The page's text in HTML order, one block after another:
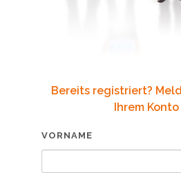
Bereits registriert?
Ihrem Konto
VORNAME